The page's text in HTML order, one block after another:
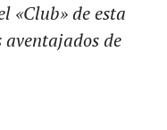
«Club» de esta
de